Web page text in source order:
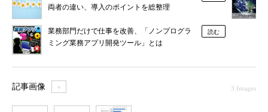
両者の違い、導入のポイントを総整理
業務部門だけで仕事を改善、「ノンプログラ
ミング業務アプリ開発ツール」とは
読む
記事画像 ＋ 3 Images